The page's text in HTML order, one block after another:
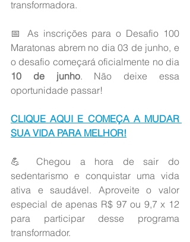
transformadora.
📅 As inscrições para o Desafio 100
Maratonas abrem no dia 03 de junho, e
10 de junho. Não deixe essa
oportunidade passar!
CLIQUE AQUI E COMEÇA A MUDAR
SUA VIDA PARA MELHOR!
💪 Chegou a hora de sair do
sedentarismo e conquistar uma vida
ativa e saudável. Aproveite o valor
especial de apenas R$ 97 ou 9,7 x 12
para participar desse programa
transformador.